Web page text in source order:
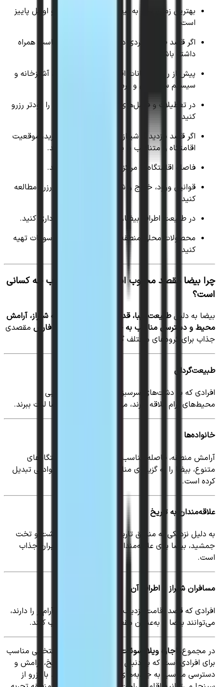
بهترین زمان سفر به بیضا معمولاً فصل بهار و اوایل پاییز
است.
اگر قصد طبیعت‌گردی دارید، لباس و کفش مناسب همراه
داشته باشید.
پیش از رزرو، امکانات اقامتگاه مانند پارکینگ، آشپزخانه و
سیستم سرمایشی و گرمایشی را بررسی کنید.
در تعطیلات و فصل‌های پرتردد، اقامتگاه خود را زودتر رزرو
کنید.
اگر قصد بازدید از شیراز یا تخت جمشید را دارید، موقعیت
اقامتگاه را متناسب با برنامه سفر انتخاب کنید.
فاصله اقامتگاه تا مراکز خدماتی را بررسی کنید.
قوانین ورود، خروج و شرایط کنسلی را قبل از رزرو مطالعه
کنید.
در طبیعت اطراف بیضا، از رها کردن زباله خودداری کنید.
محصولات محلی منطقه را می‌توانید به‌عنوان سوغات تهیه
کنید.
چرا بیضا مقصد محبوب است و مقصد محبوب چه کسانی
است؟
بیضا به دلیلطبیعت زیبا، قدمت تاریخی، نزدیکی به شیراز، آرامش
محیط و دسترسی مناسب به جاذبه‌های مهم استان فارس مقصدی
جذاب برای گروه‌های مختلف گردشگران است.
طبیعت‌گردان
افرادی که به دشت‌های سرسبز، باغ‌ها، مناطق روستایی و
محیط‌های آرام علاقه دارند، می‌توانند از طبیعت بیضا لذت ببرند.
خانواده‌ها
آرامش منطقه، فاصله مناسب تا شیراز و وجود اقامتگاه‌های
متنوع، بیضا را به گزینه‌ای مناسب برای سفرهای خانوادگی تبدیل
کرده است.
علاقه‌مندان به تاریخ
به دلیل نزدیکی به مناطق تاریخی فارس مانند مرودشت و تخت
جمشید، بیضا برای علاقه‌مندان به تاریخ و فرهنگ ایران جذاب
است.
مسافران شیراز و اطراف آن
افرادی که قصد اقامت نزدیک شیراز اما در محیطی آرام‌تر را دارند،
می‌توانند بیضا را به‌عنوان مقصد اقامتی خود انتخاب کنند.
در مجموع، اجاره ویلا، سوئیت و اقامتگاه در بیضا
انتخابی مناسب
برای افرادی است که به دنبال ترکیبی از طبیعت، تاریخ، آرامش و
دسترسی مناسب به جاذبه‌های استان فارس هستند. با رزرو از